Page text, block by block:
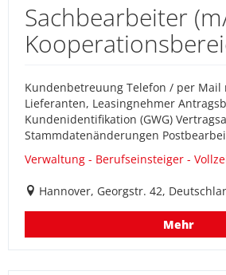
Sachbearbeiter
Kundenbetreuung Telefon / per Mail
Lieferanten, Leasingnehmer
Kundenidentifikation (GWG)
Stammdatenänderungen
Verwaltung - Berufseinsteiger -
Hannover, Georgstr. 42,
Mehr